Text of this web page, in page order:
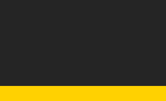
vos préférences pour contrôler la manière dont